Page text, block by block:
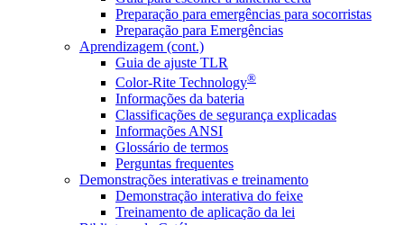
Preparação para emergências para socorristas
Preparação para Emergências
Aprendizagem (cont.)
Guia de ajuste TLR
Color-Rite Technology®
Informações da bateria
Classificações de segurança explicadas
Informações ANSI
Glossário de termos
Perguntas frequentes
Demonstrações interativas e treinamento
Demonstração interativa do feixe
Treinamento de aplicação da lei